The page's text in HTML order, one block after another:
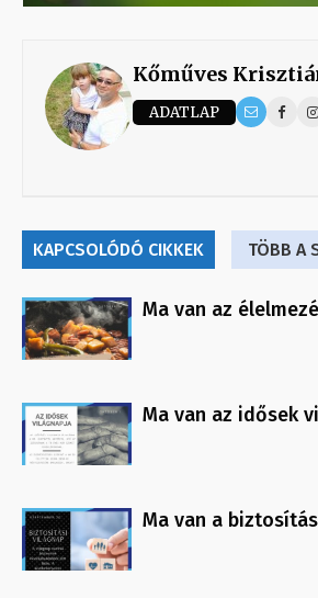
Kőműves
ADATLAP
KAPCSOLÓDÓ CIKKEK TÖBB A
Ma van az
Ma van az idősek
Ma van a